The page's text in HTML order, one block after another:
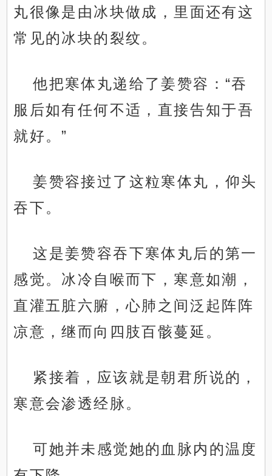
丸很像是由冰块做成，里面还有这
常见的冰块的裂纹。
他把寒体丸递给了姜赞容：“吞
服后如有任何不适，直接告知于吾
就好。”
姜赞容接过了这粒寒体丸，仰头
吞下。
这是姜赞容吞下寒体丸后的第一
感觉。冰冷自喉而下，寒意如潮，
直灌五脏六腑，心肺之间泛起阵阵
凉意，继而向四肢百骸蔓延。
紧接着，应该就是朝君所说的，
寒意会渗透经脉。
可她并未感觉她的血脉内的温度